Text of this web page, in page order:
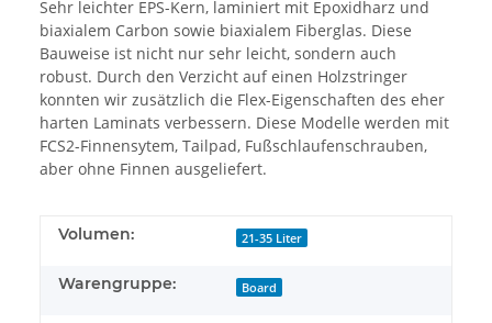
Sehr leichter EPS-Kern, laminiert mit Epoxidharz und
biaxialem Carbon sowie biaxialem Fiberglas. Diese
Bauweise ist nicht nur sehr leicht, sondern auch
robust. Durch den Verzicht auf einen Holzstringer
konnten wir zusätzlich die Flex-Eigenschaften des eher
harten Laminats verbessern. Diese Modelle werden mit
FCS2-Finnensytem, Tailpad, Fußschlaufenschrauben,
aber ohne Finnen ausgeliefert.
Volumen: 21-35 Liter
Warengruppe: Board